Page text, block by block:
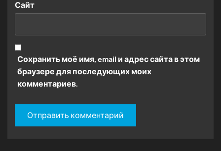
Сайт
Сохранить моё имя, email и адрес сайта в этом
браузере для последующих моих
комментариев.